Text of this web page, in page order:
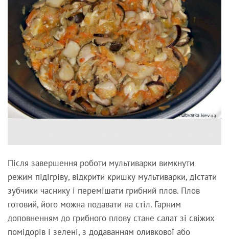
Після завершення роботи мультиварки вимкнути
режим підігріву, відкрити кришку мультиварки, дістати
зубчики часнику і перемішати грибний плов. Плов
готовий, його можна подавати на стіл. Гарним
доповненням до грибного плову стане салат зі свіжих
помідорів і зелені, з додаванням оливкової або